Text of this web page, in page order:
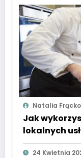
Natalia
Jak
lokalnych
24 Kwietnia